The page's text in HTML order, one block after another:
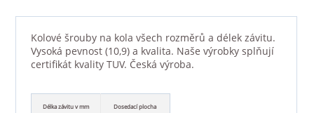
Kolové šrouby na kola všech rozměrů a délek závitu.
Vysoká pevnost (10,9) a kvalita. Naše výrobky splňují
certifikát kvality TUV. Česká výroba.
Délka závitu v mm Dosedací plocha